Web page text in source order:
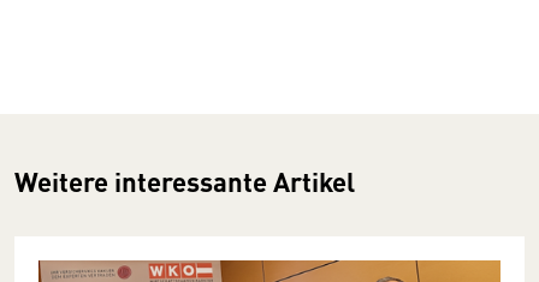
Weitere interessante Artikel